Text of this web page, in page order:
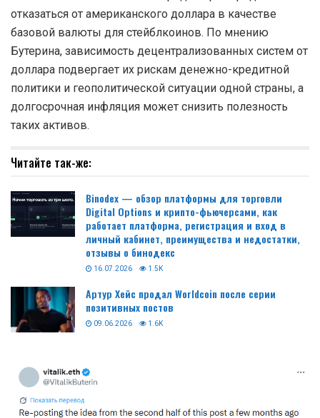
отказаться от американского доллара в качестве
базовой валюты для стейблкоинов. По мнению
Бутерина, зависимость децентрализованных систем от
доллара подвергает их рискам денежно-кредитной
политики и геополитической ситуации одной страны, а
долгосрочная инфляция может снизить полезность
таких активов.
Читайте так-же:
Binodex — обзор платформы для торговли
Digital Options и крипто-фьючерсами, как
работает платформа, регистрация и вход в
личный кабинет, преимущества и недостатки,
отзывы о бинодекс
16.07.2026 1.5K
Артур Хейс продал Worldcoin после серии
позитивных постов
09.06.2026 1.6K